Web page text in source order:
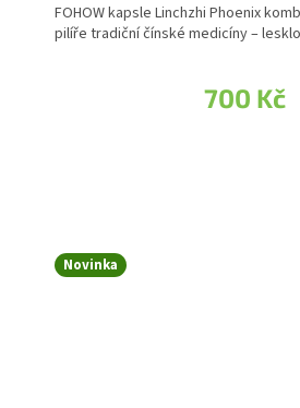
700 Kč
FOHOW kapsle Linchzhi Phoenix
pilíře tradiční čínské medicíny –
Novinka